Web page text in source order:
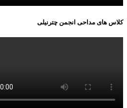
کلاس های مداحی انجمن چترنیلی